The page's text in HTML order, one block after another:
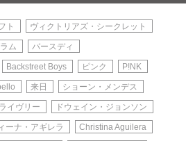
ト ヴィクトリアズ・シークレット
ム バースディ
Backstreet Boys ピンク P!NK
来日 ショーン・メンデス
イヴリー ドウェイン・ジョンソン
ーナ・アギレラ Christina Aguilera